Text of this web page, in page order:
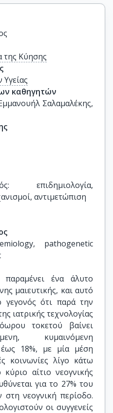
της Κύησης
καθηγητών
Σαλαμαλέκης,
επιδημιολογία,
αντιμετώπιση
pathogenetic
ένα άλυτο
μαιευτικής, και αυτό
γεγονός ότι παρά την
ιατρικής τεχνολογίας
τοκετού βαίνει
κυμαινόμενη
18%, με μία μέση
κοινωνίες λίγο κάτω
αίτιο νεογνικής
για το 27% του
νεογνική περίοδο.
οι συγγενείς